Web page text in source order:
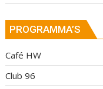
PROGRAMMA’S
Café HW
Club 96